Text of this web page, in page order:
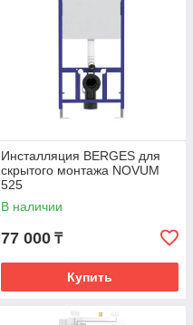
Инсталляция BERGES для
скрытого монтажа NOVUM
525
В наличии
77 000 ₸
Купить